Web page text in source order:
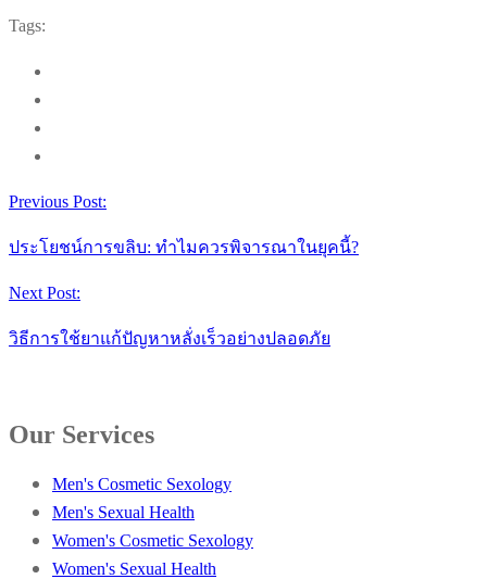
Tags:
Previous Post:
ประโยชน์การขลิบ: ทำไมควรพิจารณาในยุคนี้?
Next Post:
วิธีการใช้ยาแก้ปัญหาหลั่งเร็วอย่างปลอดภัย
Our Services
Men's Cosmetic Sexology
Men's Sexual Health
Women's Cosmetic Sexology
Women's Sexual Health